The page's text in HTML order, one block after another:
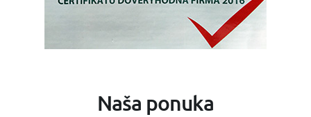
Naša ponuka